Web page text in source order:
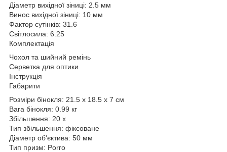
Діаметр вихідної зіниці: 2.5 мм
Винос вихідної зіниці: 10 мм
Фактор сутінків: 31.6
Світлосила: 6.25
Комплектація
Чохол та шийний ремінь
Серветка для оптики
Інструкція
Габарити
Розміри бінокля: 21.5 x 18.5 x 7 см
Вага бінокля: 0.99 кг
Збільшення: 20 x
Тип збільшення: фіксоване
Діаметр об'єктива: 50 мм
Тип призм: Porro